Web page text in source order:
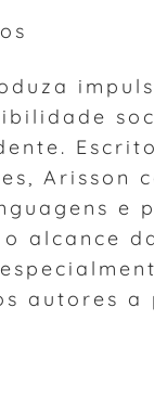
Arisson
e
alcance
autores a